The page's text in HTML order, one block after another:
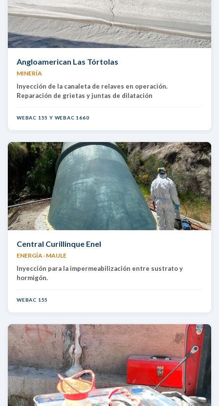
Angloamerican Las Tórtolas
MINERÍA
Inyección de la canaleta de relaves en operación.
Reparación de grietas y juntas de dilatación
WEBAC 155 Y WEBAC 1660
Central Curillinque Enel
ENERGÍA · MAULE
Inyección para la impermeabilización entre sustrato y
hormigón.
WEBAC 155